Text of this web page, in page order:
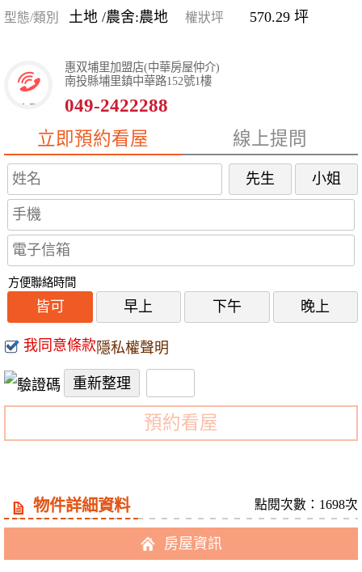
型態/類別 土地 /農舍:農地 權狀坪 570.29 坪
惠双埔里加盟店(中華房屋仲介)
南投縣埔里鎮中華路152號1樓
049-2422288
立即預約看屋
線上提問
先生 小姐
方便聯絡時間
皆可 早上 下午 晚上
我同意條款隱私權聲明
預約看屋
物件詳細資料 點閱次數：1698次
房屋資訊